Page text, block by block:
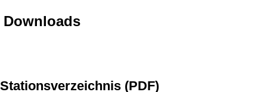
Downloads
Stationsverzeichnis (PDF)